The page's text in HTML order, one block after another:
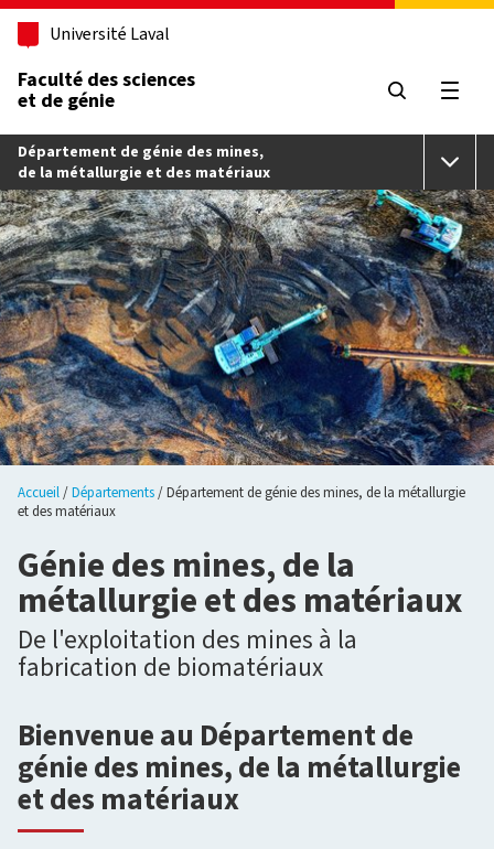
Aller au contenu principal
Université Laval
Faculté des sciences
et de génie
Département de génie des mines,
de la métallurgie et des matériaux
Accueil Départements
Département de génie des mines, de la métallurgie
et des matériaux
Génie des mines, de la
métallurgie et des matériaux
De l'exploitation des mines à la
fabrication de biomatériaux
Bienvenue au Département de
génie des mines, de la métallurgie
et des matériaux